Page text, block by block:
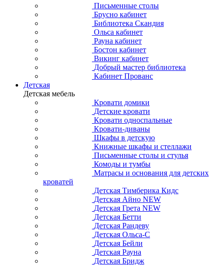
Письменные столы
Брусно кабинет
Библиотека Скандия
Ольса кабинет
Рауна кабинет
Бостон кабинет
Викинг кабинет
Добрый мастер библиотека
Кабинет Прованс
Детская
Детская мебель
Кровати домики
Детские кровати
Кровати односпальные
Кровати-диваны
Шкафы в детскую
Книжные шкафы и стеллажи
Письменные столы и стулья
Комоды и тумбы
Матрасы и основания для детских
кроватей
Детская Тимберика Кидс
Детская Айно NEW
Детская Грета NEW
Детская Бетти
Детская Рандеву
Детская Ольса-С
Детская Бейли
Детская Рауна
Детская Бридж